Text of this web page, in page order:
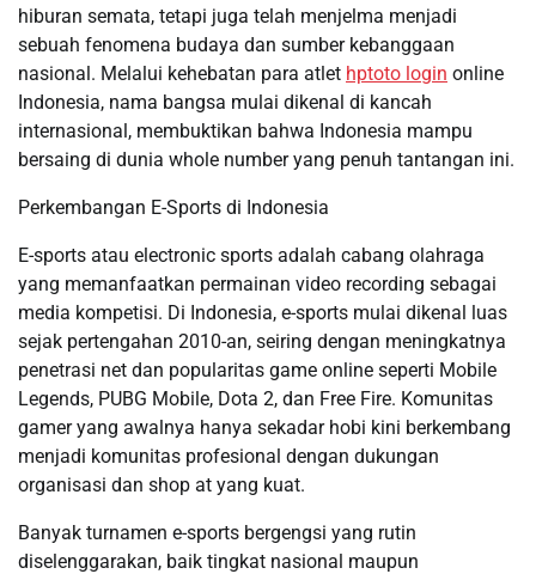
hiburan semata, tetapi juga telah menjelma menjadi
sebuah fenomena budaya dan sumber kebanggaan
nasional. Melalui kehebatan para atlet hptoto login online
Indonesia, nama bangsa mulai dikenal di kancah
internasional, membuktikan bahwa Indonesia mampu
bersaing di dunia whole number yang penuh tantangan ini.
Perkembangan E-Sports di Indonesia
E-sports atau electronic sports adalah cabang olahraga
yang memanfaatkan permainan video recording sebagai
media kompetisi. Di Indonesia, e-sports mulai dikenal luas
sejak pertengahan 2010-an, seiring dengan meningkatnya
penetrasi net dan popularitas game online seperti Mobile
Legends, PUBG Mobile, Dota 2, dan Free Fire. Komunitas
gamer yang awalnya hanya sekadar hobi kini berkembang
menjadi komunitas profesional dengan dukungan
organisasi dan shop at yang kuat.
Banyak turnamen e-sports bergengsi yang rutin
diselenggarakan, baik tingkat nasional maupun